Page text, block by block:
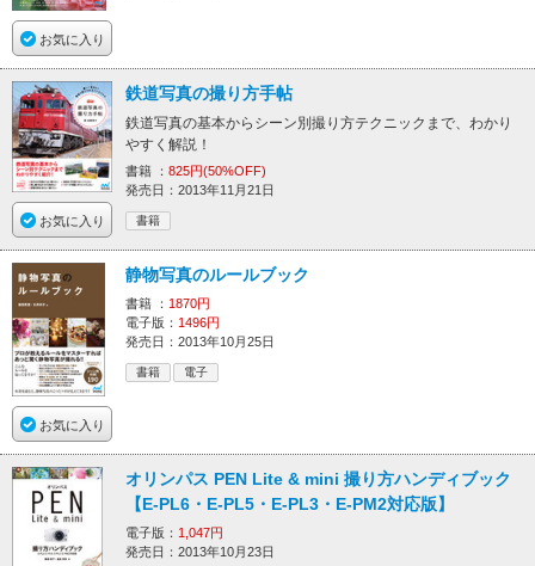
お気に入り
お気に入り
鉄道写真の撮り方手帖
鉄道写真の基本からシーン別撮り方テクニックまで、わかり
やすく解説！
書籍 ： 825円(50%OFF)
発売日：2013年11月21日
書籍
お気に入り
静物写真のルールブック
書籍 ： 1870円
電子版： 1496円
発売日：2013年10月25日
書籍 電子
オリンパス PEN Lite & mini 撮り方ハンディブック
【E-PL6・E-PL5・E-PL3・E-PM2対応版】
電子版： 1,047円
発売日：2013年10月23日